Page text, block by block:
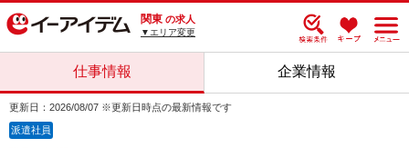
関東 の求人
▼エリア変更
仕事情報 企業情報
更新日：2026/08/07 ※更新日時点の最新情報です
派遣社員